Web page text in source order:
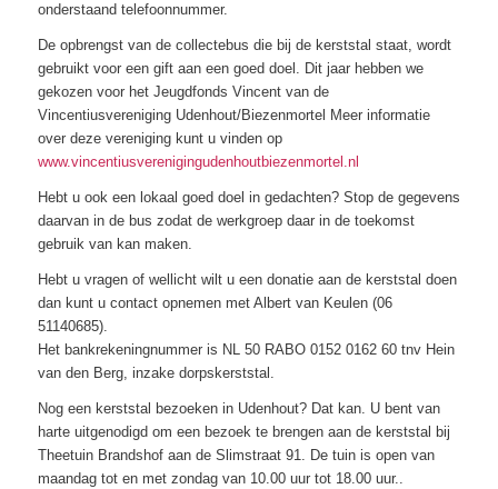
onderstaand telefoonnummer.
De opbrengst van de collectebus die bij de kerststal staat, wordt
gebruikt voor een gift aan een goed doel. Dit jaar hebben we
gekozen voor het Jeugdfonds Vincent van de
Vincentiusvereniging Udenhout/Biezenmortel Meer informatie
over deze vereniging kunt u vinden op
www.vincentiusverenigingudenhoutbiezenmortel.nl
Hebt u ook een lokaal goed doel in gedachten? Stop de gegevens
daarvan in de bus zodat de werkgroep daar in de toekomst
gebruik van kan maken.
Hebt u vragen of wellicht wilt u een donatie aan de kerststal doen
dan kunt u contact opnemen met Albert van Keulen (06
51140685).
Het bankrekeningnummer is NL 50 RABO 0152 0162 60 tnv Hein
van den Berg, inzake dorpskerststal.
Nog een kerststal bezoeken in Udenhout? Dat kan. U bent van
harte uitgenodigd om een bezoek te brengen aan de kerststal bij
Theetuin Brandshof aan de Slimstraat 91. De tuin is open van
maandag tot en met zondag van 10.00 uur tot 18.00 uur..